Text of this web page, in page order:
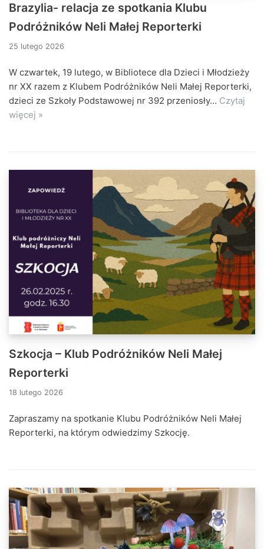
Brazylia- relacja ze spotkania Klubu
Podróżników Neli Małej Reporterki
25 lutego 2026
W czwartek, 19 lutego, w Bibliotece dla Dzieci i Młodzieży
nr XX razem z Klubem Podróżników Neli Małej Reporterki,
dzieci ze Szkoły Podstawowej nr 392 przeniosły… Czytaj
więcej »
Szkocja – Klub Podróżników Neli Małej
Reporterki
18 lutego 2026
Zapraszamy na spotkanie Klubu Podróżników Neli Małej
Reporterki, na którym odwiedzimy Szkocję.